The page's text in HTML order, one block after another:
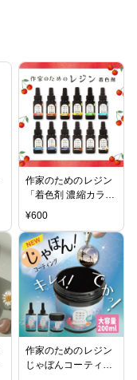
作家のためのレジン
「着色剤 濃縮カラー
レジン10g 定番12
¥600
作家のためのレジン
じゃぼんコーティン